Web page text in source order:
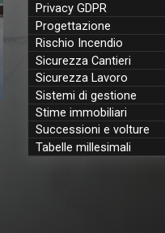
Privacy GDPR
Progettazione
Rischio Incendio
Sicurezza Cantieri
Sicurezza Lavoro
Sistemi di gestione
Stime immobiliari
Successioni e volture
Tabelle millesimali